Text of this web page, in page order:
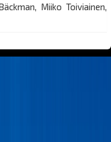
Miiko Toiviainen,